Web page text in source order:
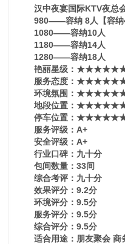
汉中夜宴国际KTV夜总
980——容纳 8人【容纳
1080——容纳10人
1180——容纳14人
1280——容纳18人
艳丽星级​‌‌：
服务态度：
环境氛围：
地段位置：
停车位置：
服务评级：A+
安全评级：A+
行业口碑：九十分
包间数量：33间
综合考评：九十分
效果评分：9.2分
环境评分：9.5分
服务评分：9.5分
综合评分：9.5分
适合用途：朋友聚会 商